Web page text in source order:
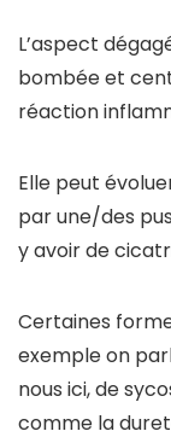
L’aspect
bombée et
réaction
Elle peut
par une/des
y avoir de
Certaines
exemple on
nous ici, de
comme la